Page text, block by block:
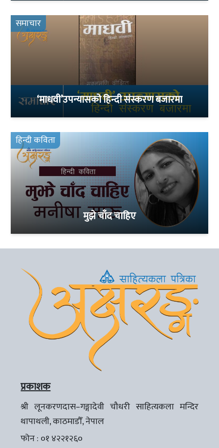
समाचार
‘माधवी’उपन्यासको हिन्दी संस्करण बजारमा
हिन्दी कविता
मुझे चाँद चाहिए
प्रकाशक
श्री लूनकरणदास–गङ्गादेवी चौधरी साहित्यकला मन्दिर
थापाथली, काठमाडौँ, नेपाल
फोन : ०१ ४२२१२६०